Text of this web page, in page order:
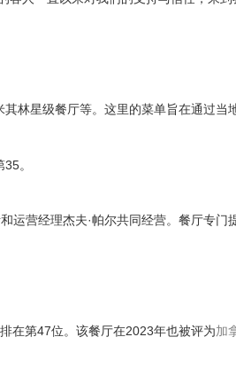
林星级餐厅等。这里的菜单旨在通过当
。
运营经理杰夫·帕尔共同经营。餐厅专门
在第47位。该餐厅在2023年也被评为加